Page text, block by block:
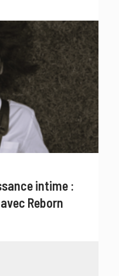
intime :
Reborn